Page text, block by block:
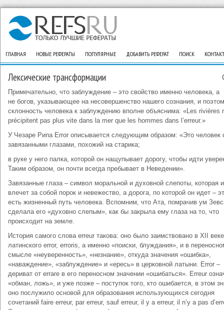
ГЛАВНАЯ НОВЫЕ РЕФЕРАТЫ ПОПУЛЯРНЫЕ ДОБАВИТЬ РЕФЕРАТ ПОИСК
Лексические трансформации
Примечательно, что заблуждение – это свойство именно человека, а
не богов, указывающее на несовершенство нашего сознания, и
склонность человека к заблуждению вполне объяснима: «Les rivières
précipitent pas plus vite dans la mer que les hommes dans l’erreur.»
У Чезаре Рипа Error описывается следующим образом: «Это человек
завязанными глазами, похожий на старика;
в руке у него палка, которой он нащупывает дорогу, чтобы идти
Таким образом, он почти всегда пребывает в Неведении».
Завязанные глаза – символ моральной и духовной слепоты, которая и
влечет за собой порок и невежество, а дорога, по которой он идет –
есть жизненный путь человека. Вспомним, что Ата, помрачив ум
сделала его «духовно слепым», как бы закрыла ему глаза на то, что
происходит на земле.
История самого слова erreur такова: оно было заимствовано в XII
латинского error, erroris, а именно «поиски, блуждания», и в
смысле «неуверенность», «незнание», откуда значения «ошибка»,
«наваждение», «заблуждение» и «ересь» в церковной латыни. Error –
дериват от errare в его переносном значении «ошибаться». Erreur
«обман, ложь», и уже позже – поступок того, кто ошибается, в этом
оно послужило основой для образования использующихся сегодня
сочетаний faire erreur, par erreur, sauf erreur, il y a erreur, il n’y a pas